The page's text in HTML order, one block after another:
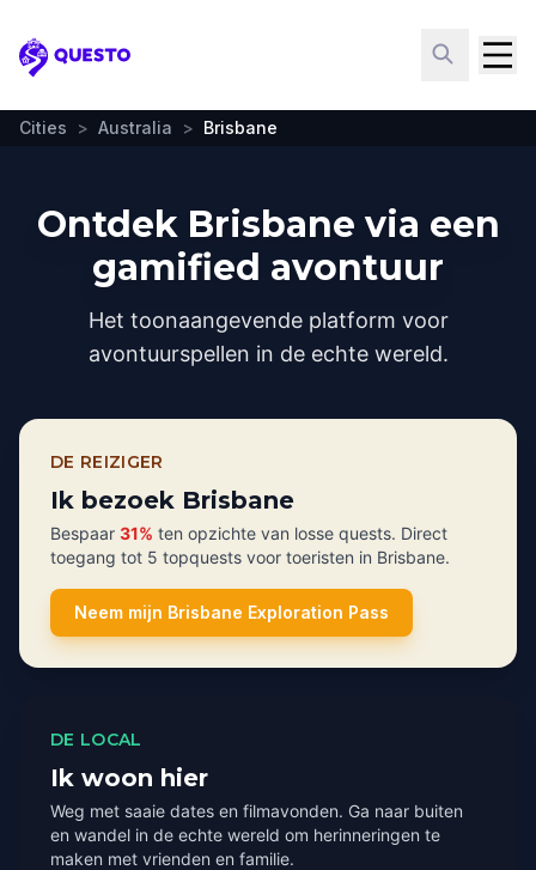
Questo
Cities > Australia > Brisbane
Ontdek Brisbane via een
gamified avontuur
Het toonaangevende platform voor
avontuurspellen in de echte wereld.
DE REIZIGER
Ik bezoek Brisbane
Bespaar 31% ten opzichte van losse quests. Direct
toegang tot 5 topquests voor toeristen in Brisbane.
Neem mijn Brisbane Exploration Pass
DE LOCAL
Ik woon hier
Weg met saaie dates en filmavonden. Ga naar buiten
en wandel in de echte wereld om herinneringen te
maken met vrienden en familie.